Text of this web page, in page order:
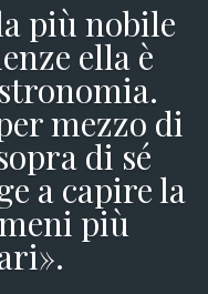
più nobile
ella è
mezzo di
di sé
a capire la
più